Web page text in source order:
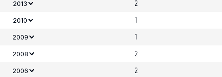
2013 2
2010 1
2009 1
2008 2
2006 2